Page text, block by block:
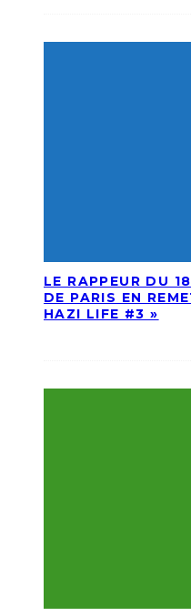
LE RAPPEUR DU
DE PARIS EN
HAZI LIFE #3 »